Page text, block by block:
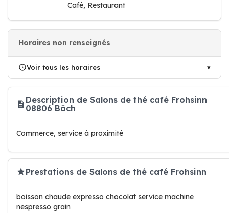
Café, Restaurant
Horaires non renseignés
Voir tous les horaires
Description de Salons de thé café Frohsinn
08806 Bäch
Commerce, service à proximité
Prestations de Salons de thé café Frohsinn
boisson chaude expresso chocolat service machine
nespresso grain